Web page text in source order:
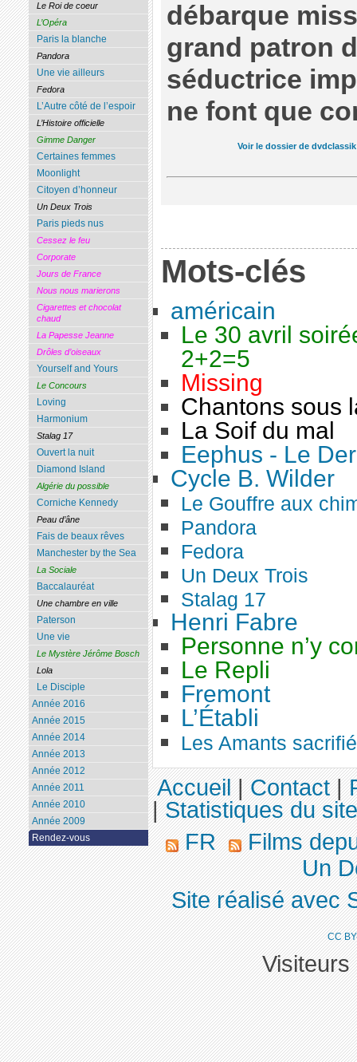
débarque
grand patron
séductrice
ne font que
Voir le dossier de dvdclassik
Mots-clés
américain
Le 30 avril
2+2=5
Missing
Chantons sous
La Soif du mal
Eephus - Le
Cycle B. Wilder
Le Gouffre aux
Pandora
Fedora
Un Deux Trois
Stalag 17
Henri Fabre
Personne n’y
Le Repli
Fremont
L’Établi
Les Amants
Le Roi de coeur
L’Opéra
Paris la blanche
Pandora
Une vie ailleurs
Fedora
L’Autre côté de l’espoir
L’Histoire officielle
Gimme Danger
Certaines femmes
Moonlight
Citoyen d’honneur
Un Deux Trois
Paris pieds nus
Cessez le feu
Corporate
Jours de France
Nous nous marierons
Cigarettes et chocolat
chaud
La Papesse Jeanne
Drôles d’oiseaux
Yourself and Yours
Le Concours
Loving
Harmonium
Stalag 17
Ouvert la nuit
Diamond Island
Algérie du possible
Corniche Kennedy
Peau d’âne
Fais de beaux rêves
Manchester by the Sea
La Sociale
Baccalauréat
Une chambre en ville
Paterson
Une vie
Le Mystère Jérôme Bosch
Lola
Le Disciple
Année 2016
Année 2015
Année 2014
Année 2013
Année 2012
Année 2011
Année 2010
Année 2009
Rendez-vous
Accueil|Contact|
|Statistiques du site
FR
Films
Un
Site réalisé avec
CC